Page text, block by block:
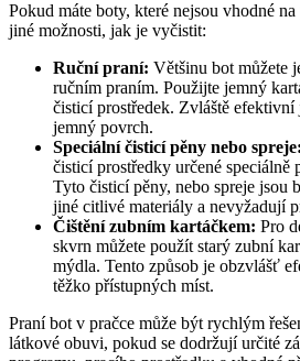
Pokud máte boty, které nejsou vhodné
jiné možnosti, jak je vyčistit:
Ruční praní: Většinu bot můžete
ručním praním. Použijte jemný
čisticí prostředek. Zvláště
jemný povrch.
Speciální čisticí pěny nebo spreje:
čisticí prostředky určené speciálně
Tyto čisticí pěny, nebo spreje jsou
jiné citlivé materiály a nevyžadují
Čištění zubním kartáčkem: Pro
skvrn můžete použít starý zubní
mýdla. Tento způsob je obzvlášť
těžko přístupných míst.
Praní bot v pračce může být rychlým
látkové obuvi, pokud se dodržují určité